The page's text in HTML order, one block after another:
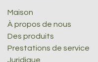
Maison
À propos de nous
Des produits
Prestations de service
Juridique